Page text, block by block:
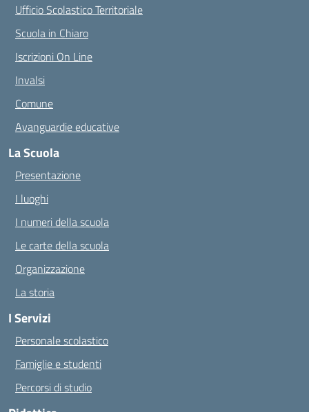
Ufficio Scolastico Territoriale
Scuola in Chiaro
Iscrizioni On Line
Invalsi
Comune
Avanguardie educative
La Scuola
Presentazione
I luoghi
I numeri della scuola
Le carte della scuola
Organizzazione
La storia
I Servizi
Personale scolastico
Famiglie e studenti
Percorsi di studio